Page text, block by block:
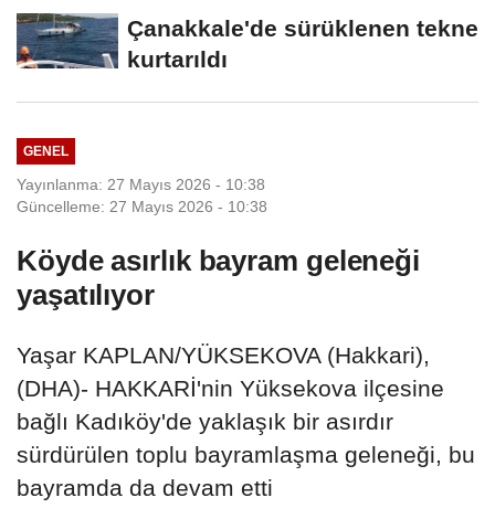
Çanakkale'de sürüklenen tekne
kurtarıldı
GENEL
Yayınlanma: 27 Mayıs 2026 - 10:38
Güncelleme: 27 Mayıs 2026 - 10:38
Köyde asırlık bayram geleneği
yaşatılıyor
Yaşar KAPLAN/YÜKSEKOVA (Hakkari),
(DHA)- HAKKARİ'nin Yüksekova ilçesine
bağlı Kadıköy'de yaklaşık bir asırdır
sürdürülen toplu bayramlaşma geleneği, bu
bayramda da devam etti